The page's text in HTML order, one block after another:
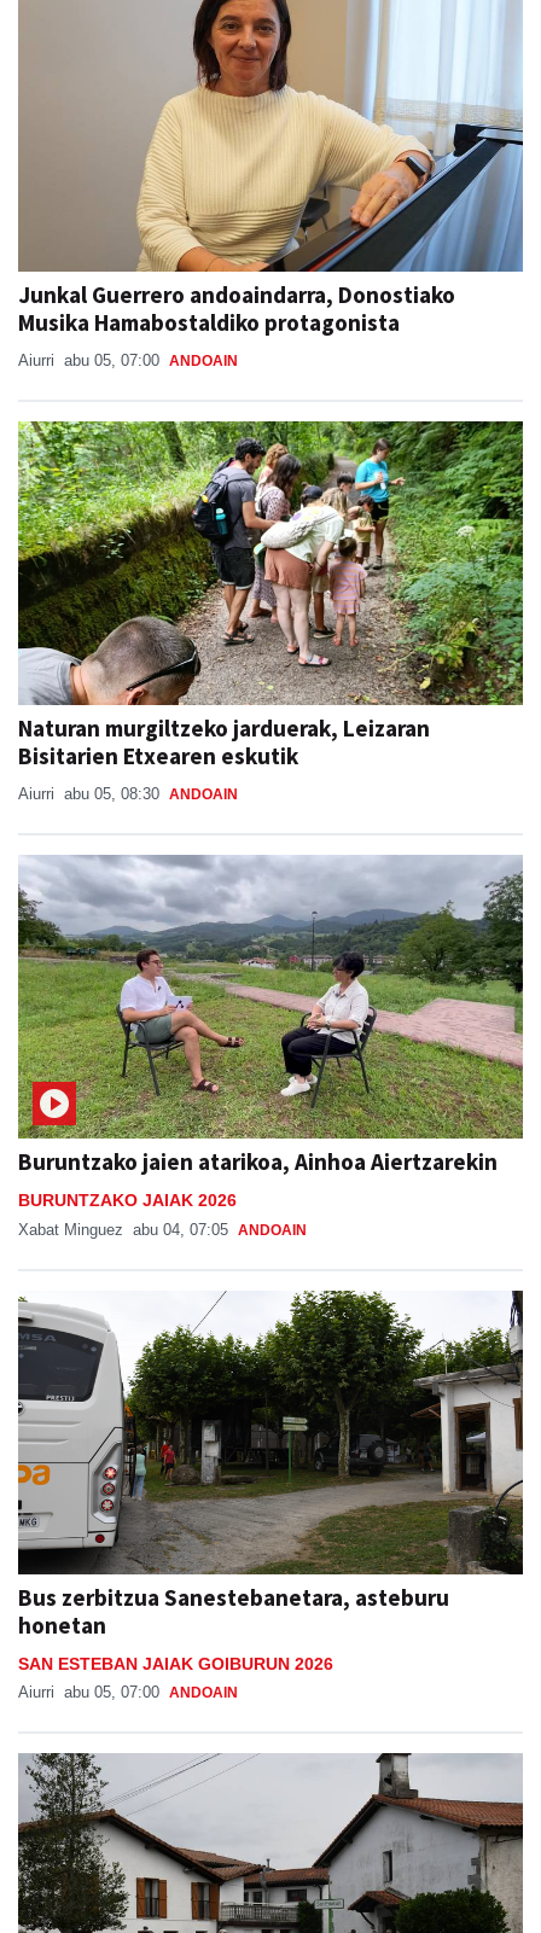
Junkal Guerrero andoaindarra, Donostiako
Musika Hamabostaldiko protagonista
Aiurri abu 05, 07:00 ANDOAIN
Naturan murgiltzeko jarduerak, Leizaran
Bisitarien Etxearen eskutik
Aiurri abu 05, 08:30 ANDOAIN
Buruntzako jaien atarikoa, Ainhoa Aiertzarekin
BURUNTZAKO JAIAK 2026
Xabat Minguez abu 04, 07:05 ANDOAIN
Bus zerbitzua Sanestebanetara, asteburu
honetan
SAN ESTEBAN JAIAK GOIBURUN 2026
Aiurri abu 05, 07:00 ANDOAIN